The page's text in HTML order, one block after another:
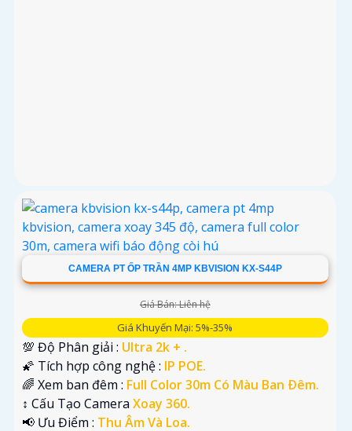
CAMERA PT ỐP TRẦN 4MP KBVISION KX-S44P
Giá Bán: Liên hệ
Giá Khuyến Mại: 5%-35%
💯 Độ Phân giải : Ultra 2k + .
🌠 Tích hợp công nghệ : IP POE.
🌈 Xem ban đêm : Full Color 30m Có Màu Ban Ðêm.
↕️ Cấu Tạo Camera Xoay 360.
️📢 Ưu Điểm : Thu Âm Và Loa.